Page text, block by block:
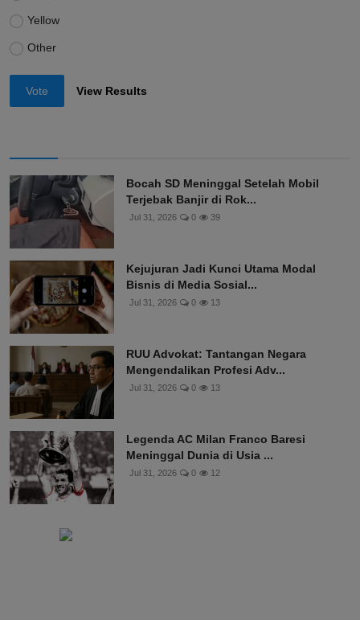
Yellow
Other
Vote View Results
Bocah SD Meninggal Setelah Mobil
Terjebak Banjir di Rok...
Jul 31, 2026 0 39
Kejujuran Jadi Kunci Utama Modal
Bisnis di Media Sosial...
Jul 31, 2026 0 13
RUU Advokat: Tantangan Negara
Mengendalikan Profesi Adv...
Jul 31, 2026 0 13
Legenda AC Milan Franco Baresi
Meninggal Dunia di Usia ...
Jul 31, 2026 0 12